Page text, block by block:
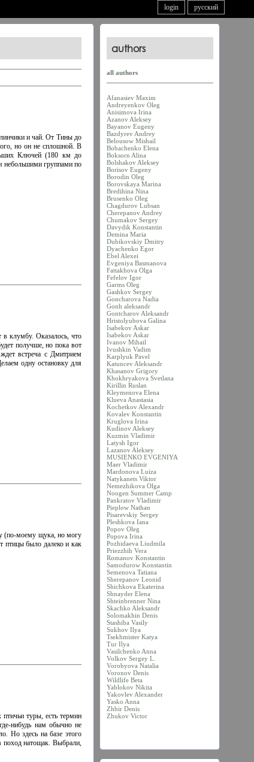
русский
login
и чай. От Тины до
но он не сплошной. В
Ключей (180 км до
небольшими группами по
клумбу. Оказалось, что
получше, но пока вот
встреча с Дмитрием
одну остановку для
(по-моему щука, но могу
птицы было далеко и как
туры, есть термин
нибудь нам обычно не
Но здесь на базе этого
поход натощак. Выбрали,
authors
all authors
Afanasiev Maxim
Andreyenkov Oleg
Anisimova Irina
Azanov Aleksey
Bayanov Eugeny
Bazdyrev Andrey
Belousow Mishail
Bobachenko Elena
Boksorn Alina
Bolshakov Aleksey
Borisov Eugeny
Borodin Oleg
Borovskaya Marina
Bredihina Nina
Brusenko Oleg
Chagdurov Lubsan
Cherepanov Andrey
Chumakov Sergey
Davydik Konstantin
Demina Maria
Dubikovskiy Dmitry
Dyachenko Egor
Ebel Alexei
Evgeniya Basmanova
Fattakhova Olga
Fefelov Igor
Garms Oleg
Gashkov Sergey
Goncharova Nadia
Gonh aleksandr
Gontcharov Aleksandr
Hristolyubova Galina
Isabekov Askar
Isabekov Askar
Ivanov Mihail
Ivushkin Vadim
Karplyuk Pavel
Katuncev Aleksandr
Khasanov Grigory
Khokhryakova Svetlana
Kirillin Ruslan
Kleymenova Elena
Klueva Anastasia
Kochetkov Alexandr
Kovalev Konstantin
Kruglova Irina
Kudinov Aleksey
Kuzmin Vladimir
Latysh Igor
Lazanov Aleksey
MUSIENKO EVGENIYA
Maer Vladimir
Mardonova Luiza
Natykanets Viktor
Nemezhikova Olga
Noogen Summer Camp
Pankratov Vladimir
Pieplow Nathan
Pisarevskiy Sergey
Pleshkova Iana
Popov Oleg
Popova Irina
Pozhidaeva Liudmila
Priezzhih Vera
Romanov Konstantin
Samodurow Konstantin
Semenova Tatiana
Sherepanov Leonid
Shichkova Ekaterina
Shnayder Elena
Shteinbrenner Nina
Skachko Aleksandr
Solomakhin Denis
Stashiba Vasily
Sukhov Ilya
Tsekhmister Katya
Tur Ilya
Vasilchenko Anna
Volkov Sergey L.
Vorobyova Natalia
Voronov Denis
Wildlife Beta
Yablokov Nikita
Yakovlev Alexander
Yasko Anna
Zhbir Denis
Zhukov Victor